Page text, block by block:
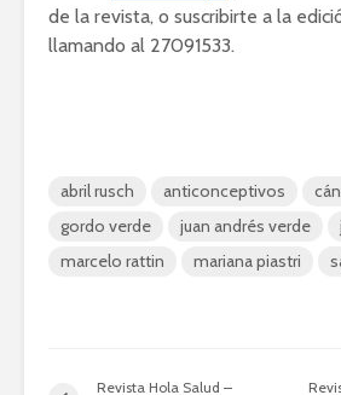
de la revista, o suscribirte a la
llamando al 27091533.
abril rusch anticonceptivos
gordo verde
juan andrés verde
marcelo rattin
mariana piastri
Revista Hola Salud –